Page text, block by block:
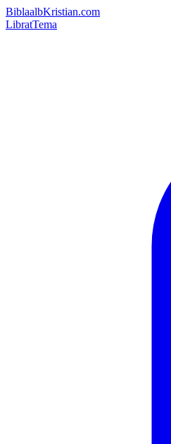
BiblaalbKristian.com
LibratTema